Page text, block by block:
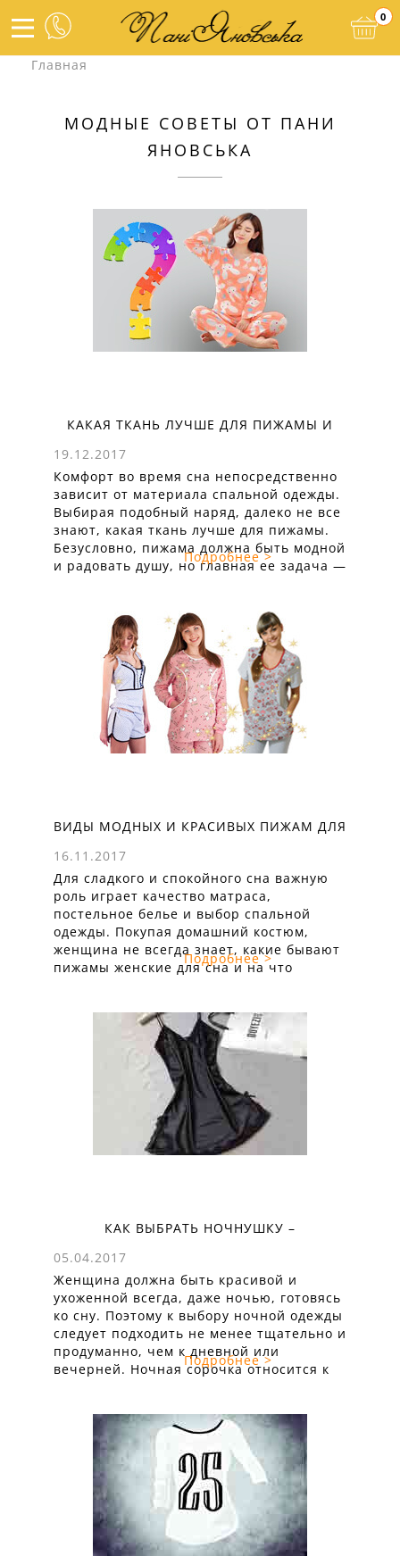
0
Главная
МОДНЫЕ СОВЕТЫ ОТ ПАНИ
ЯНОВСЬКА
КАКАЯ ТКАНЬ ЛУЧШЕ ДЛЯ ПИЖАМЫ И
19.12.2017
Комфорт во время сна непосредственно
зависит от материала спальной одежды.
Выбирая подобный наряд, далеко не все
знают, какая ткань лучше для пижамы.
Безусловно, пижама должна быть модной
и радовать душу, но главная ее задача —
для пижамы, отдайте предпочтение
натуральным материалам.
Незначительное добавление синтетики в
Подробнее >
ВИДЫ МОДНЫХ И КРАСИВЫХ ПИЖАМ ДЛЯ
16.11.2017
Для сладкого и спокойного сна важную
роль играет качество матраса,
постельное белье и выбор спальной
одежды. Покупая домашний костюм,
женщина не всегда знает, какие бывают
пижамы женские для сна и на что
приобрести практичный и удобный
наряд, который подойдет для приятного
отдыха. Конечно, шелковые, кружевные
Подробнее >
КАК ВЫБРАТЬ НОЧНУШКУ –
05.04.2017
Женщина должна быть красивой и
ухоженной всегда, даже ночью, готовясь
ко сну. Поэтому к выбору ночной одежды
следует подходить не менее тщательно и
продуманно, чем к дневной или
вечерней. Ночная сорочка относится к
комфорт и элегантность. Она давно
перестала выполнять функции одежды, в
которой только ...
Подробнее >